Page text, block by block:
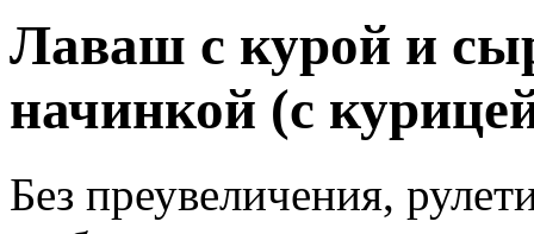
Лаваш с курой и
начинкой (с
Без преувеличения,